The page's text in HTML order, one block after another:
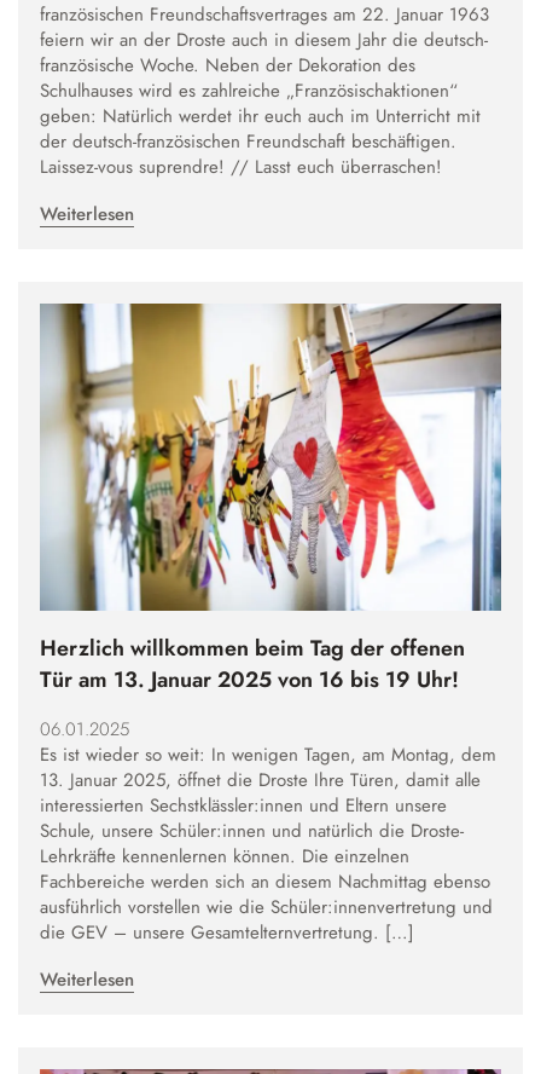
französischen Freundschaftsvertrages am 22. Januar 1963
feiern wir an der Droste auch in diesem Jahr die deutsch-
französische Woche. Neben der Dekoration des
Schulhauses wird es zahlreiche „Französischaktionen“
geben: Natürlich werdet ihr euch auch im Unterricht mit
der deutsch-französischen Freundschaft beschäftigen.
Laissez-vous suprendre! // Lasst euch überraschen!
Weiterlesen
Herzlich willkommen beim Tag der offenen
Tür am 13. Januar 2025 von 16 bis 19 Uhr!
06.01.2025
Es ist wieder so weit: In wenigen Tagen, am Montag, dem
13. Januar 2025, öffnet die Droste Ihre Türen, damit alle
interessierten Sechstklässler:innen und Eltern unsere
Schule, unsere Schüler:innen und natürlich die Droste-
Lehrkräfte kennenlernen können. Die einzelnen
Fachbereiche werden sich an diesem Nachmittag ebenso
ausführlich vorstellen wie die Schüler:innenvertretung und
die GEV – unsere Gesamtelternvertretung. […]
Weiterlesen